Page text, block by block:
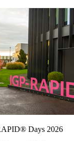
Days 2026